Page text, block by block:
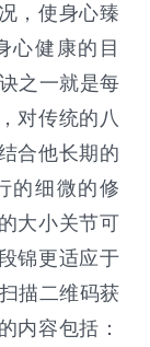
，使身心臻
心健康的目
之一就是每
对传统的八
合他长期的
的细微的修
大小关节可
锦更适应于
描二维码获
内容包括：